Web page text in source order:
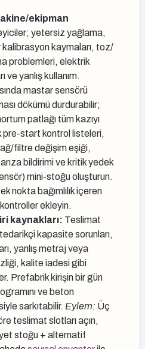
ekipman
yetersiz yağlama,
kalibrasyon kaymaları, toz/
problemleri, elektrik
ve yanlış kullanım.
mastar sensörü
dökümü durdurabilir;
patlağı tüm kazıyı
pre-start kontrol listeleri,
filtre değişim eşiği,
arıza bildirimi ve kritik yedek
mini-stoğu oluşturun.
nokta bağımlılık içeren
ekleyin.
kaynakları: Teslimat
kapasite sorunları,
yanlış metraj veya
kalite iadesi gibi
Prefabrik kirişin bir gün
ve beton
sarkıtabilir. Eylem: Üç
teslimat slotları açın,
stoğu + alternatif